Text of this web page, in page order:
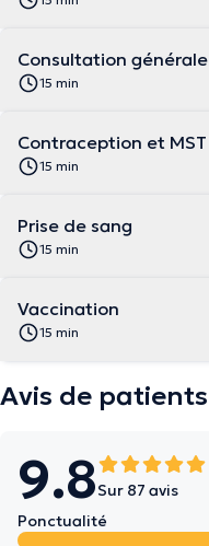
Consultation générale
15 min
Contraception et MST
15 min
Prise de sang
15 min
Vaccination
15 min
Avis de patients
9.8Sur 87 avis
Ponctualité